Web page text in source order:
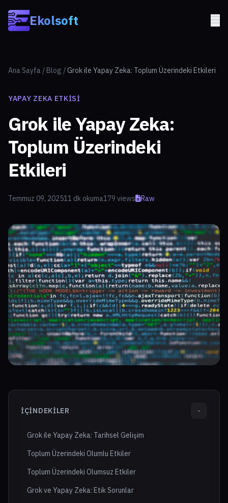
Ekolsoft
Ana Sayfa / Blog /Grok ile Yapay Zeka: Toplum Üzerindeki Etkileri
YAPAY ZEKA ETKISI
Grok ile Yapay Zeka:
Toplum Üzerindeki
Etkileri
Temmuz 09, 202511 dk okuma179 views Raw
İÇINDEKILER -
Grok ile Yapay Zeka: Tarihsel Gelişim
Toplum Üzerindeki Olumlu Etkiler
Toplum Üzerindeki Olumsuz Etkiler
Grok ve Yapay Zeka: Etik Sorunlar